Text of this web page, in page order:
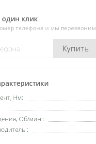
один клик
телефона и мы перезвоним
Купить
Нм::
Об/мин::